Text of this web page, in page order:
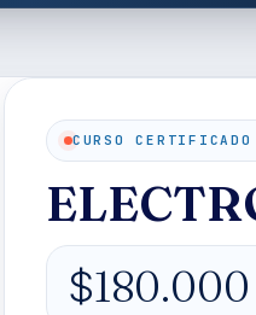
CURSO CERTIFICADO
$180.000